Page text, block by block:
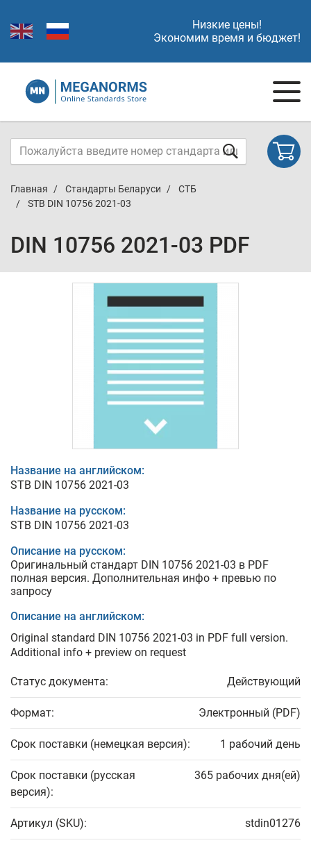
Низкие цены!
Экономим время и бюджет!
Главная Стандарты Беларуси
СТБ
STB DIN 10756 2021-03
DIN 10756 2021-03 PDF
Название на английском:
STB DIN 10756 2021-03
Название на русском:
STB DIN 10756 2021-03
Описание на русском:
Оригинальный стандарт DIN 10756 2021-03 в PDF
полная версия. Дополнительная инфо + превью по
запросу
Описание на английском:
Original standard DIN 10756 2021-03 in PDF full version.
Additional info + preview on request
Статус документа: Действующий
Формат: Электронный (PDF)
Срок поставки (немецкая версия): 1 рабочий день
Срок поставки (русская
версия):
365 рабочих дня(ей)
Артикул (SKU): stdin01276